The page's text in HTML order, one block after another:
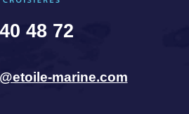
48 72
marine.com